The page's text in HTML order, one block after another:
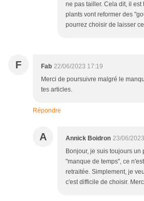
ne pas tailler. Cela dit, il
plants vont reformer des
pourrez choisir de laisser
F Fab 22/06/2023 17:19
Merci de poursuivre malgré le
tes articles.
Répondre
A Annick Boidron 23/06/
Bonjour, je suis toujours
"manque de temps", ce
retraitée. Simplement, je
c'est difficile de choisir.